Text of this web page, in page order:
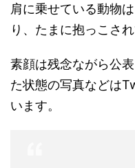
肩に乗せている動物
り、たまに抱っこさ
素顔は残念ながら公
た状態の写真などは
います。